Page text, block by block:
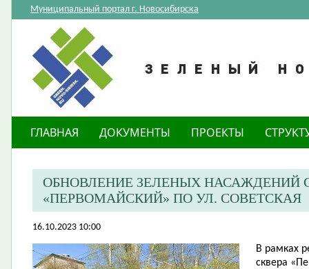
Муниципальный портал г. Новосибирска
ГЛАВНАЯ ДОКУМЕНТЫ ПРОЕКТЫ
ОБНОВЛЕНИЕ ЗЕЛЕНЫХ НАСАЖДЕНИЙ
«ПЕРВОМАЙСКИЙ» ПО УЛ. СОВЕТСКАЯ
16.10.2023 10:00
​В рамках
сквера